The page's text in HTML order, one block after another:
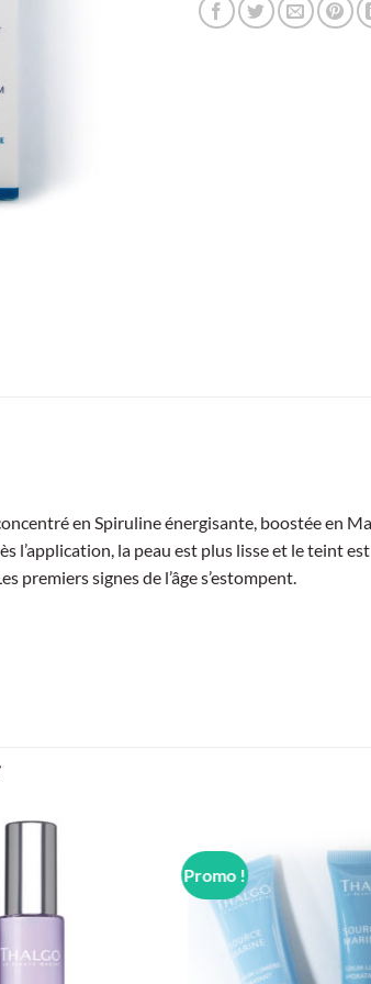
en Spiruline énergisante, boostée en
l’application, la peau est plus lisse et le teint
premiers signes de l’âge s’estompent.
Promo !